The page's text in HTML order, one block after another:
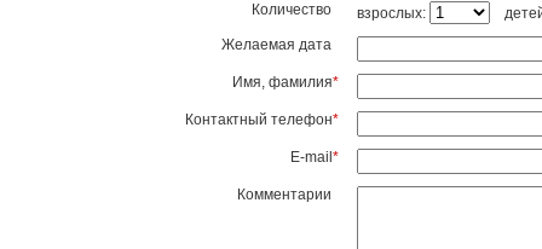
Количество взрослых:
Желаемая дата
Имя, фамилия*
Контактный телефон*
E-mail *
Комментарии